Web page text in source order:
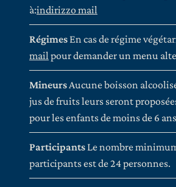
à:indirizzo mail
Régimes En cas de régime
mail pour demander un menu
Mineurs Aucune boisson
jus de fruits leurs seront
pour les enfants de moins de 6
Participants Le nombre
participants est de 24 personnes.